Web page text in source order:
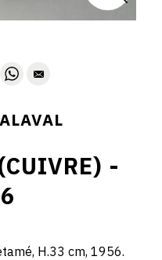
-
H.33 cm, 1956.